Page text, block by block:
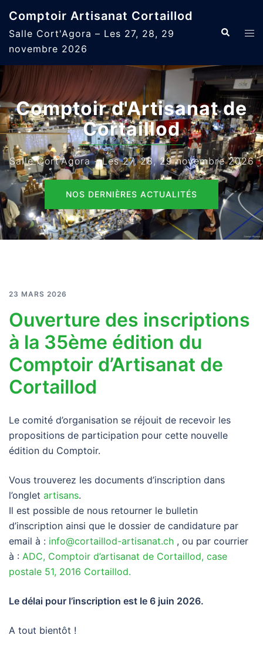
contenu
Comptoir Artisanat Cortaillod
Salle Cort'Agora – Les 27, 28, 29
novembre 2026
Comptoir d'Artisanat de
Cortaillod
Salle Cort'Agora - Les 27, 28, 29 novembre 2026
NOS DERNIÈRES ACTUALITÉS
23 MARS 2026
Ouverture des inscriptions
à la 35ème édition du
Comptoir d’Artisanat de
Cortaillod
Le comité d’organisation se réjouit de recevoir les
propositions de participation pour cette nouvelle
édition du Comptoir.
Vous trouverez les documents d’inscription dans
l’onglet artisans.
Il est possible de nous retourner le bulletin
d’inscription ainsi que le dossier de candidature par
email à : info@cortaillod-artisanat.ch , ou par courrier
à : ADC, Comptoir d’artisanat de Cortaillod, case
postale 51, 2016 Cortaillod.
Le délai pour l’inscription est le 6 juin 2026.
A tout bientôt !